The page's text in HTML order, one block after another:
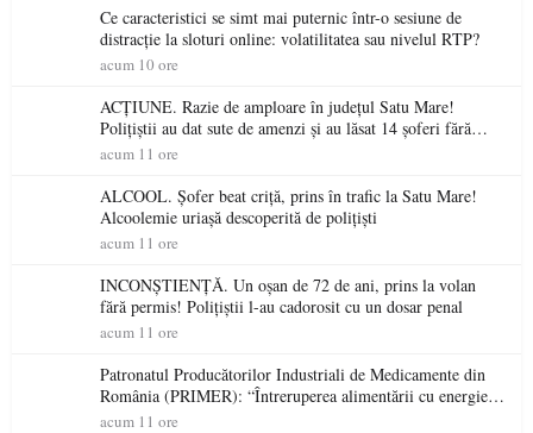
Ce caracteristici se simt mai puternic într-o sesiune de
distracție la sloturi online: volatilitatea sau nivelul RTP?
acum 10 ore
ACȚIUNE. Razie de amploare în județul Satu Mare!
Polițiștii au dat sute de amenzi și au lăsat 14 șoferi fără
permis într-o singură zi
acum 11 ore
ALCOOL. Șofer beat criță, prins în trafic la Satu Mare!
Alcoolemie uriașă descoperită de polițiști
acum 11 ore
INCONȘTIENȚĂ. Un oșan de 72 de ani, prins la volan
fără permis! Polițiștii l-au cadorosit cu un dosar penal
acum 11 ore
Patronatul Producătorilor Industriali de Medicamente din
România (PRIMER): “Întreruperea alimentării cu energie
electrică a fabricilor de medicamente va pune în pericol
acum 11 ore